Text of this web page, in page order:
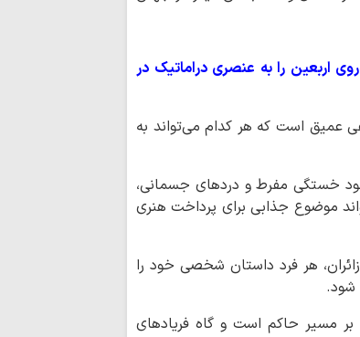
اربعین را به عنصری دراماتیک در
عمیق است که هر کدام می‌تواند به
خستگی مفرط و دردهای جسمانی،
موضوع جذابی برای پرداخت هنری
هر فرد داستان شخصی خود را
شود.
مسیر حاکم است و گاه فریادهای